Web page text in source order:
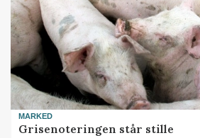
MARKED
Grisenoteringen står stille